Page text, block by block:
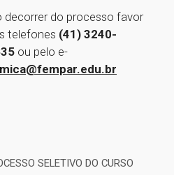
decorrer do processo favor
telefones (41) 3240-
ou pelo e-
SELETIVO DO CURSO